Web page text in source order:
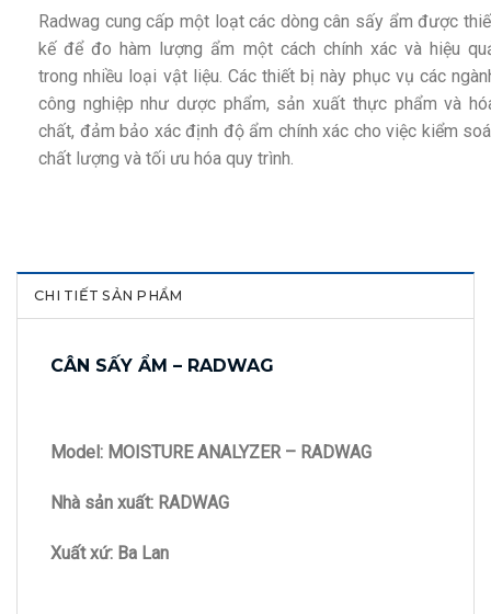
Radwag cung cấp một loạt các dòng cân sấy ẩm được
kế để đo hàm lượng ẩm một cách chính xác và hiệu
trong nhiều loại vật liệu. Các thiết bị này phục vụ các
công nghiệp như dược phẩm, sản xuất thực phẩm và
chất, đảm bảo xác định độ ẩm chính xác cho việc kiểm
chất lượng và tối ưu hóa quy trình.
CHI TIẾT SẢN PHẨM
CÂN SẤY ẨM – RADWAG
Model: MOISTURE ANALYZER – RADWAG
Nhà sản xuất: RADWAG
Xuất xứ: Ba Lan